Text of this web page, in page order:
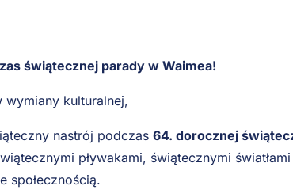
świątecznej parady w Waimea!
kulturalnej,
nastrój podczas 64. dorocznej
pływakami, świątecznymi
społecznością.